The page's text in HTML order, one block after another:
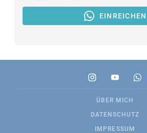
EINREICHEN
ÜBER MICH
DATENSCHUTZ
IMPRESSUM